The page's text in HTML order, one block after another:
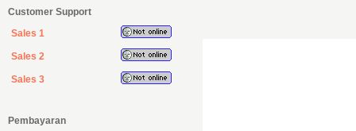
Customer Support
Sales 1
Sales 2
Sales 3
Pembayaran